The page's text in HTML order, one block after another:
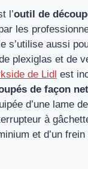
l’outil de
les
s’utilise aussi
plexiglas et de
de Lidl est
de façon
d’une lame
à
et d’un